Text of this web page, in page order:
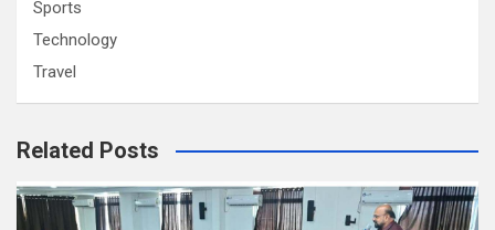
Sports
Technology
Travel
Related Posts